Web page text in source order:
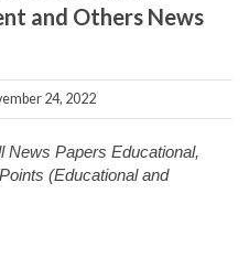
and Others News
24, 2022
News Papers Educational,
(Educational and